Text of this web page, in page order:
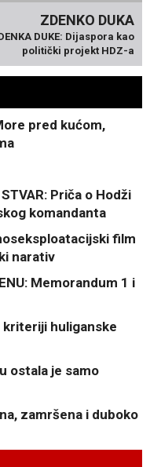
ZDENKO DUKA
DUKE: Dijaspora kao
politički projekt HDZ-a
pred kućom,
Priča o Hodži
komandanta
film
narativ
Memorandum 1 i
kriteriji huliganske
ostala je samo
zamršena i duboko